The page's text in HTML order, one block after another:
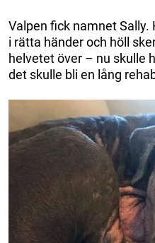
Valpen fick namnet
i rätta händer och höll
helvetet över – nu skulle
det skulle bli en lång